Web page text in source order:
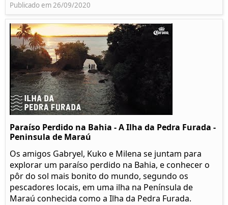
Publicado em 26/09/2020
Paraíso Perdido na Bahia - A Ilha da Pedra Furada -
Peninsula de Maraú
Os amigos Gabryel, Kuko e Milena se juntam para
explorar um paraíso perdido na Bahia, e conhecer o
pôr do sol mais bonito do mundo, segundo os
pescadores locais, em uma ilha na Península de
Maraú conhecida como a Ilha da Pedra Furada.